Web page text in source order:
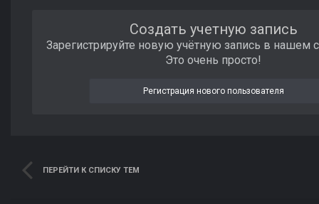
Создать учетную запись
Зарегистрируйте новую учётную запись в нашем
Это очень просто!
Регистрация нового пользователя
ПЕРЕЙТИ К СПИСКУ ТЕМ